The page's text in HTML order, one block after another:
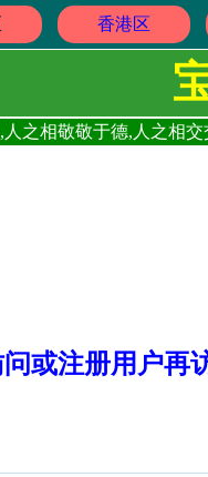
香港区
人之相敬敬于德,人之相
问或注册用户再